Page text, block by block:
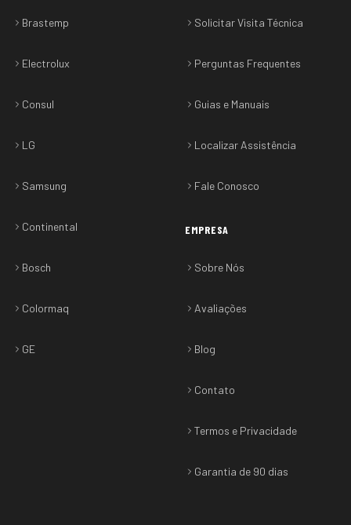
Brastemp
Electrolux
Consul
LG
Samsung
Continental
Bosch
Colormaq
GE
Solicitar Visita Técnica
Perguntas Frequentes
Guias e Manuais
Localizar Assistência
Fale Conosco
EMPRESA
Sobre Nós
Avaliações
Blog
Contato
Termos e Privacidade
Garantia de 90 dias